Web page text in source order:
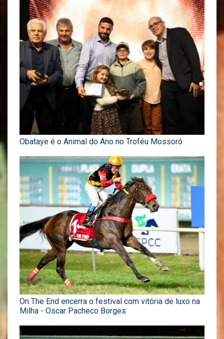
Obataye é o Animal do Ano no Troféu Mossoró
On The End encerra o festival com vitória de luxo na
Milha - Oscar Pacheco Borges